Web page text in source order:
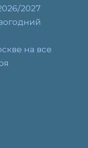
2027
на все